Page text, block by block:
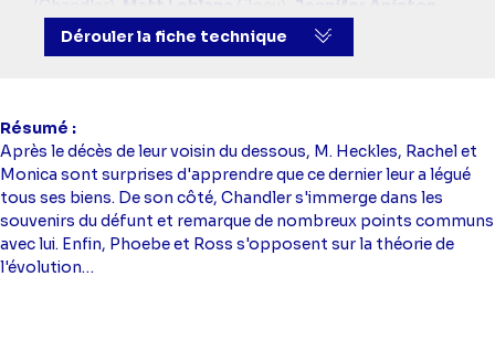
(Chandler),
(Joey),
(Rachel),
Courteney Cox (Monica),
Lisa Kudrow
Dérouler la fiche technique
Résumé
Après le décès de leur voisin du dessous, M. Heckles, Rachel et
Monica sont surprises d'apprendre que ce dernier leur a légué
tous ses biens. De son côté, Chandler s'immerge dans les
souvenirs du défunt et remarque de nombreux points communs
avec lui. Enfin, Phoebe et Ross s'opposent sur la théorie de
l'évolution…